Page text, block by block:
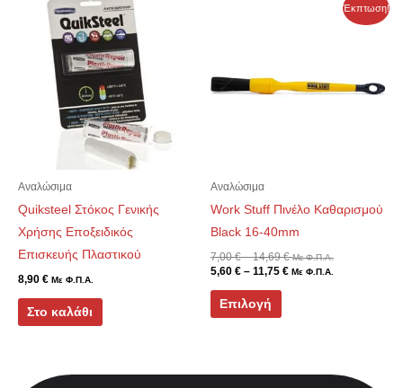
Αναλώσιμα
Quiksteel Στόκος Γενικής
Χρήσης Εποξειδικός
Επισκευής Πλαστικού
8,90 € Με Φ.Π.Α.
Στο καλάθι
Έκπτωση!
Αναλώσιμα
Work Stuff Πινέλο Καθαρισμού
Black 16-40mm
7,00€ – 14,69€ Με Φ.Π.Α.
5,60 € – 11,75 € Με Φ.Π.Α.
Επιλογή
πολλαπλές
να
επιλεγούν
στη
σελίδα
προϊόντος